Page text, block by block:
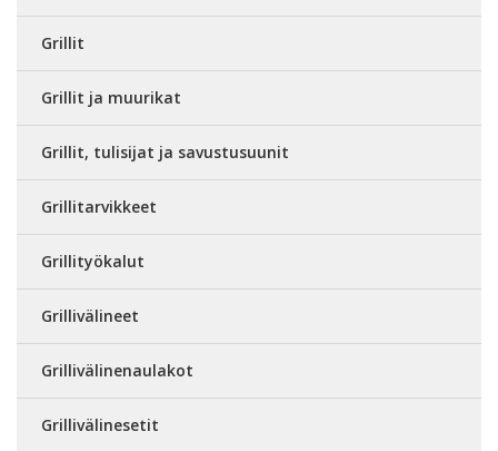
Grillit
Grillit ja muurikat
Grillit, tulisijat ja savustusuunit
Grillitarvikkeet
Grillityökalut
Grillivälineet
Grillivälinenaulakot
Grillivälinesetit